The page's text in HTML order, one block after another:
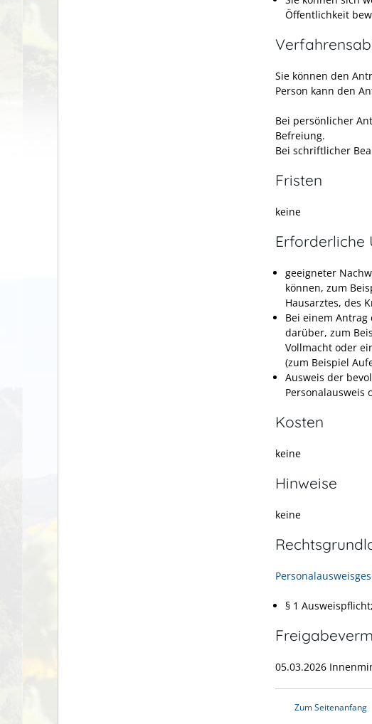
Öffentlichkeit
Sie können den
Person kann den
Bei persönlicher
Befreiung.
Bei schriftlicher
Fristen
keine
Erforderliche
geeigneter
können, zum
Hausarztes, des
Bei einem
darüber, zum
Vollmacht oder
(zum Beispiel
Ausweis der
Personalausweis
Kosten
keine
Hinweise
keine
§ 1
05.03.2026
Zum Seitenanfang